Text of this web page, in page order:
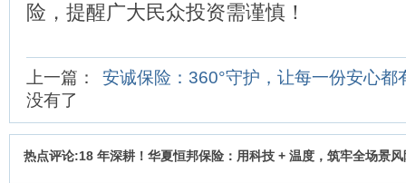
险，提醒广大民众投资需谨慎！
上一篇：
安诚保险：360°守护，让每一份安心都
没有了
热点评论:18 年深耕！华夏恒邦保险：用科技 + 温度，筑牢全场景